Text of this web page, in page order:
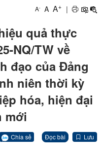
A- A A+ |
quả thực
NQ/TW về
đạo của Đảng
niên thời kỳ
hóa, hiện đại
mới
Chia sẻ Đọc bài Lưu